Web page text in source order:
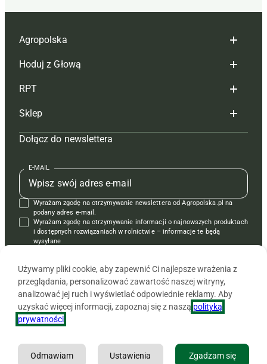
Agropolska
Redakcja
Reklama
Tagi
Mapa serwisu
Kontakt
Regulamin
Polityka prywatności
Hoduj z Głową
Hoduj z głową bydło
Hoduj z głową świnie
Prenumerata
Redakcja
Kontakt
Reklama
RPT
Redakcja
Prenumerata
Reklama
Kontakt
Krzyżówki
Sklep
Czasopisma i prenumerata
Książki
Regulamin
Dołącz do newslettera
E-MAIL
Wyrażam zgodę na otrzymywanie newslettera od Agropolska.pl na
podany adres e-mail.
Wyrażam zgodę na otrzymywanie informacji o najnowszych produktach
i dostępnych rozwiązaniach w rolnictwie – informacje te będą
wysyłane
Copyright © 2026 Agencja Promocji Rolnictwa i Agrobiznesu APRA
Używamy pliki cookie, aby zapewnić Ci najlepsze wrażenia z
przeglądania, personalizować zawartość naszej witryny,
analizować jej ruch i wyświetlać odpowiednie reklamy. Aby
uzyskać więcej informacji, zapoznaj się z naszą polityką
prywatności
Zgadzam się
Ustawienia
Odmawiam